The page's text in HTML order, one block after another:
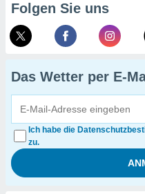
Folgen Sie uns
Das Wetter per E-
Ich habe die
zu.